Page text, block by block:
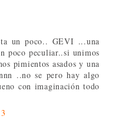
un poco.. GEVI ...una
poco peculiar..si unimos
pimientos asados y una
..no se pero hay algo
con imaginación todo